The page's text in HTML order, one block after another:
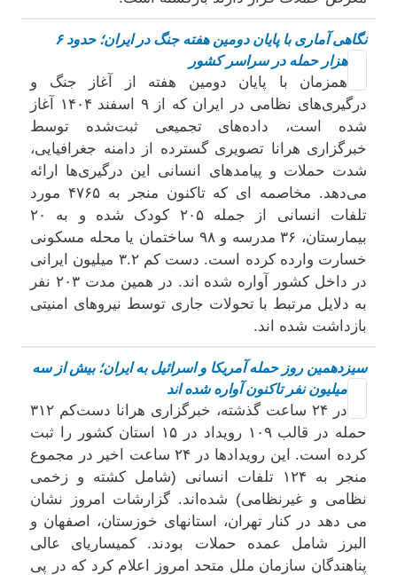
نگاهی آماری با پایان دومین هفته جنگ در ایران؛ حدود ۶
هزار حمله در سراسر کشور
همزمان با پایان دومین هفته از آغاز جنگ و
درگیری‌های نظامی در ایران که از ۹ اسفند ۱۴۰۴ آغاز
شده است، داده‌های تجمیعی ثبت‌شده توسط
خبرگزاری هرانا تصویری گسترده از دامنه جغرافیایی،
شدت حملات و پیامدهای انسانی این درگیری‌ها ارائه
می‌دهد. مخاصمه ای که تاکنون منجر به ۴۷۶۵ مورد
تلفات انسانی از جمله ۲۰۵ کودک شده و به ۲۰
بیمارستان، ۳۶ مدرسه و ۹۸ ساختمان یا محله مسکونی
خسارت وارده کرده است. دست کم ۳.۲ میلیون ایرانی
در داخل کشور آواره شده اند. در همین مدت ۲۰۳ نفر
به دلایل مرتبط با تحولات جاری توسط نیروهای امنیتی
بازداشت شده اند.
سیزدهمین روز حمله آمریکا و اسرائیل به ایران؛ بیش از سه
میلیون نفر تاکنون آواره شده اند
در ۲۴ ساعت گذشته، خبرگزاری هرانا دست‌کم ۳۱۲
حمله در قالب ۱۰۹ رویداد در ۱۵ استان کشور را ثبت
کرده است. این رویدادها در ۲۴ ساعت اخیر در مجموع
منجر به ۱۲۴ تلفات انسانی (شامل کشته و زخمی
نظامی و غیرنظامی) شده‌اند. گزارشات امروز نشان
می دهد در کنار تهران، استانهای خوزستان، اصفهان و
البرز شامل عمده حملات بودند. کمیساریای عالی
پناهندگان سازمان ملل متحد امروز اعلام کرد که در پی